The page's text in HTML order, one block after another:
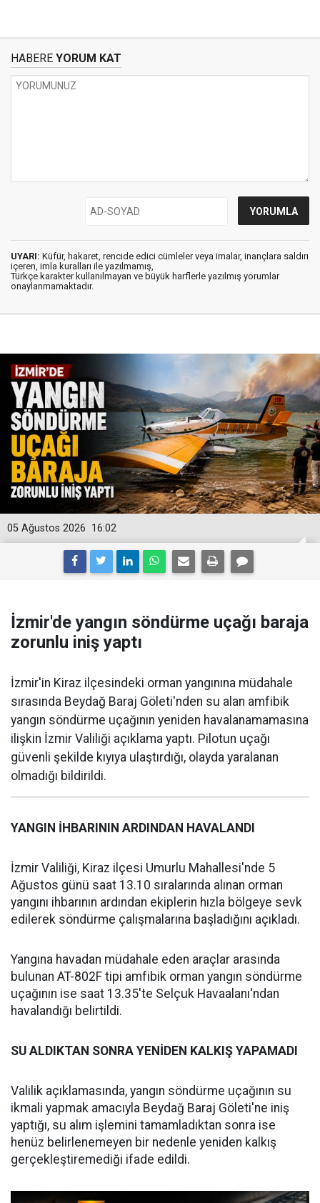
HABERE YORUM KAT
UYARI: Küfür, hakaret, rencide edici cümleler veya imalar, inançlara saldırı
içeren, imla kuralları ile yazılmamış,
Türkçe karakter kullanılmayan ve büyük harflerle yazılmış yorumlar
onaylanmamaktadır.
16:02
05 Ağustos 2026
İzmir'de yangın söndürme uçağı baraja
zorunlu iniş yaptı
İzmir'in Kiraz ilçesindeki orman yangınına müdahale
sırasında Beydağ Baraj Göleti'nden su alan amfibik
yangın söndürme uçağının yeniden havalanamamasına
ilişkin İzmir Valiliği açıklama yaptı. Pilotun uçağı
güvenli şekilde kıyıya ulaştırdığı, olayda yaralanan
olmadığı bildirildi.
YANGIN İHBARININ ARDINDAN HAVALANDI
İzmir Valiliği, Kiraz ilçesi Umurlu Mahallesi'nde 5
Ağustos günü saat 13.10 sıralarında alınan orman
yangını ihbarının ardından ekiplerin hızla bölgeye sevk
edilerek söndürme çalışmalarına başladığını açıkladı.
Yangına havadan müdahale eden araçlar arasında
bulunan AT-802F tipi amfibik orman yangın söndürme
uçağının ise saat 13.35'te Selçuk Havaalanı'ndan
havalandığı belirtildi.
SU ALDIKTAN SONRA YENİDEN KALKIŞ YAPAMADI
Valilik açıklamasında, yangın söndürme uçağının su
ikmali yapmak amacıyla Beydağ Baraj Göleti'ne iniş
yaptığı, su alım işlemini tamamladıktan sonra ise
henüz belirlenemeyen bir nedenle yeniden kalkış
gerçekleştiremediği ifade edildi.